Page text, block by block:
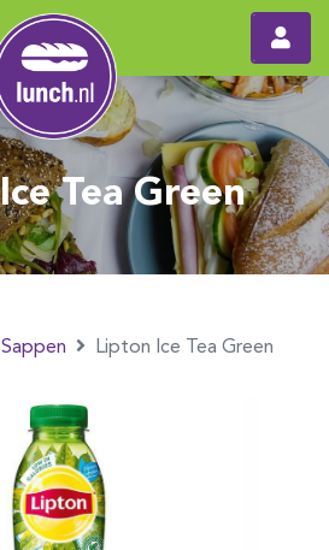
Tea Green
Lipton Ice Tea Green